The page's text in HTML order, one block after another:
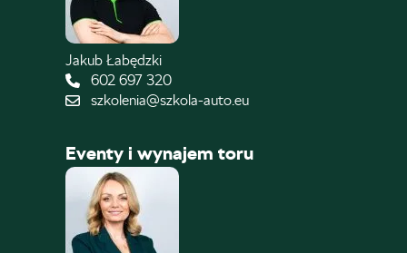
Jakub Łabędzki
602 697 320
szkolenia@szkola-auto.eu
Eventy i wynajem toru